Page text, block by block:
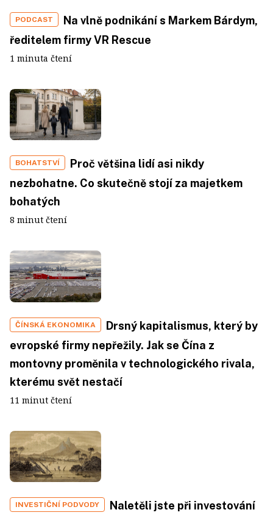
PODCAST
Na vlně podnikání s Markem Bárdym,
ředitelem firmy VR Rescue
1 minuta čtení
BOHATSTVÍ
Proč většina lidí asi nikdy
nezbohatne. Co skutečně stojí za majetkem
bohatých
8 minut čtení
ČÍNSKÁ EKONOMIKA
Drsný kapitalismus, který by
evropské firmy nepřežily. Jak se Čína z
montovny proměnila v technologického rivala,
kterému svět nestačí
11 minut čtení
INVESTIČNÍ PODVODY
Naletěli jste při investování